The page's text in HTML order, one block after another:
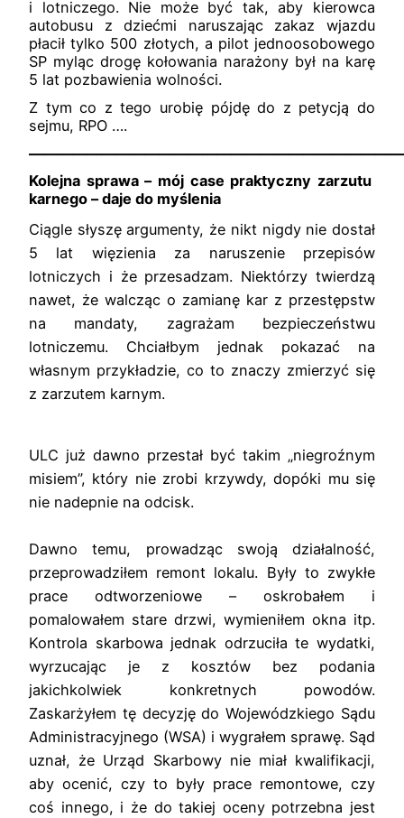
i lotniczego. Nie może być tak, aby kierowca
autobusu z dziećmi naruszając zakaz wjazdu
płacił tylko 500 złotych, a pilot jednoosobowego
SP myląc drogę kołowania narażony był na karę
5 lat pozbawienia wolności.
Z tym co z tego urobię pójdę do z petycją do
sejmu, RPO ….
Kolejna sprawa – mój case praktyczny zarzutu
karnego – daje do myślenia
Ciągle słyszę argumenty, że nikt nigdy nie dostał
5 lat więzienia za naruszenie przepisów
lotniczych i że przesadzam. Niektórzy twierdzą
nawet, że walcząc o zamianę kar z przestępstw
na mandaty, zagrażam bezpieczeństwu
lotniczemu. Chciałbym jednak pokazać na
własnym przykładzie, co to znaczy zmierzyć się
z zarzutem karnym.
ULC już dawno przestał być takim „niegroźnym
misiem”, który nie zrobi krzywdy, dopóki mu się
nie nadepnie na odcisk.
Dawno temu, prowadząc swoją działalność,
przeprowadziłem remont lokalu. Były to zwykłe
prace odtworzeniowe – oskrobałem i
pomalowałem stare drzwi, wymieniłem okna itp.
Kontrola skarbowa jednak odrzuciła te wydatki,
wyrzucając je z kosztów bez podania
jakichkolwiek konkretnych powodów.
Zaskarżyłem tę decyzję do Wojewódzkiego Sądu
Administracyjnego (WSA) i wygrałem sprawę. Sąd
uznał, że Urząd Skarbowy nie miał kwalifikacji,
aby ocenić, czy to były prace remontowe, czy
coś innego, i że do takiej oceny potrzebna jest